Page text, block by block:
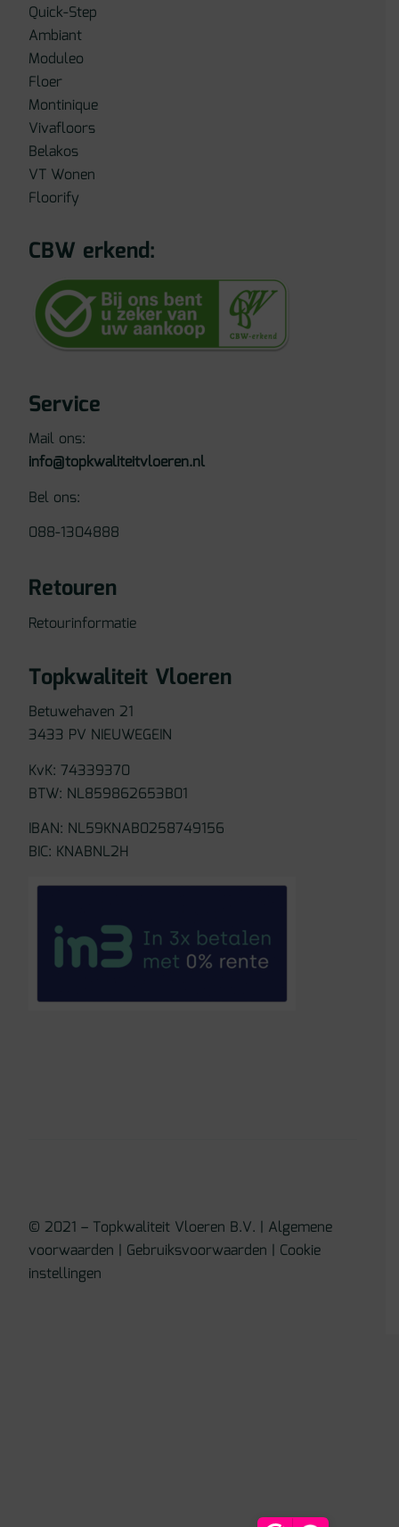
Quick-Step
Ambiant
Moduleo
Floer
Montinique
Vivafloors
Belakos
VT Wonen
Floorify
CBW erkend:
Service
Mail ons:
info@topkwaliteitvloeren.nl
Bel ons:
088-1304888
Retouren
Retourinformatie
Topkwaliteit Vloeren
Betuwehaven 21
3433 PV NIEUWEGEIN
KvK: 74339370
BTW: NL859862653B01
IBAN: NL59KNAB0258749156
BIC: KNABNL2H
© 2021 – Topkwaliteit Vloeren B.V. | Algemene
voorwaarden | Gebruiksvoorwaarden | Cookie
instellingen